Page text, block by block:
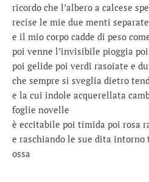
ricordo che l’albero a calcese
recise le mie due menti separate
e il mio corpo cadde di peso
poi venne l’invisibile pioggia
poi gelide poi verdi rasoiate e
che sempre si sveglia dietro
e la cui indole acquerellata
foglie novelle
è eccitabile poi timida poi rosa
e raschiando le sue dita
ossa